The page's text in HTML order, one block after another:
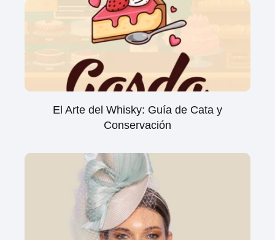
El Arte del Whisky: Guía de Cata y
Conservación